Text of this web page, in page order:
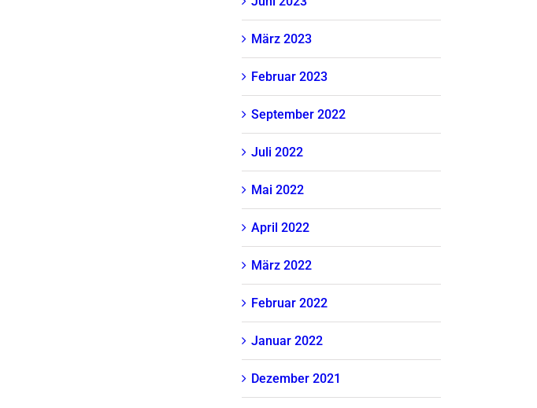
März 2023
Februar 2023
September 2022
Juli 2022
Mai 2022
April 2022
März 2022
Februar 2022
Januar 2022
Dezember 2021